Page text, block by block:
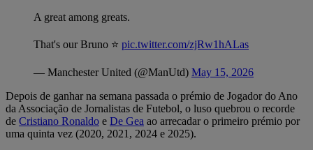
A great among greats.
That's our Bruno ⭐️ pic.twitter.com/zjRw1hALas
— Manchester United (@ManUtd) May 15, 2026
Depois de ganhar na semana passada o prémio de Jogador do Ano
da Associação de Jornalistas de Futebol, o luso quebrou o recorde
de Cristiano Ronaldo e De Gea ao arrecadar o primeiro prémio por
uma quinta vez (2020, 2021, 2024 e 2025).